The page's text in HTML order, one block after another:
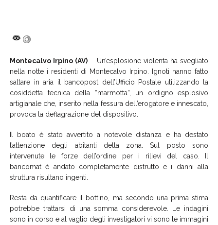
Montecalvo Irpino (AV) – Un’esplosione violenta ha svegliato
nella notte i residenti di Montecalvo Irpino. Ignoti hanno fatto
saltare in aria il bancopost dell’Ufficio Postale utilizzando la
cosiddetta tecnica della “marmotta”, un ordigno esplosivo
artigianale che, inserito nella fessura dell’erogatore e innescato,
provoca la deflagrazione del dispositivo.
Il boato è stato avvertito a notevole distanza e ha destato
l’attenzione degli abitanti della zona. Sul posto sono
intervenute le forze dell’ordine per i rilievi del caso. Il
bancomat è andato completamente distrutto e i danni alla
struttura risultano ingenti.
Resta da quantificare il bottino, ma secondo una prima stima
potrebbe trattarsi di una somma considerevole. Le indagini
sono in corso e al vaglio degli investigatori vi sono le immagini